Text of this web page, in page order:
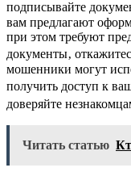
подписывайте
вам предлагают
при этом требуют
документы‚
мошенники могут
получить доступ к
доверяйте
Читать статью